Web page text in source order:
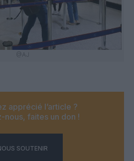
@AJ
apprécié l’article ?
nous, faites un don !
SOUTENIR